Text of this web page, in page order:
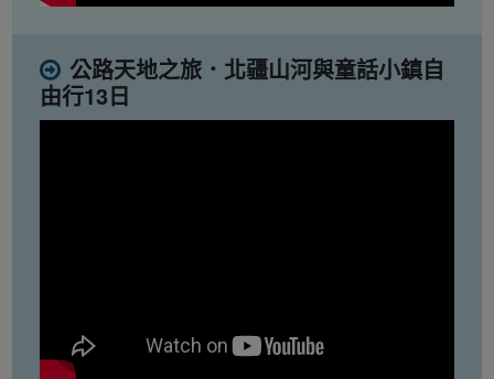
公路天地之旅．北疆山河與童話小鎮自
由行13日